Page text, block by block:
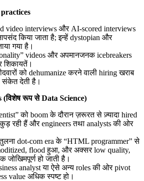
video interviews और AI-scored interviews
किया जाता है; इन्हें dystopian और
गया है।
videos और अपमानजनक icebreakers
शिकायतें।
को dehumanize करने वाली hiring खराब
संकेत देती है।
(विशेष रूप से Data Science)
को boom के दौरान ज़रूरत से ज़्यादा hired
रही हैं और engineers तथा analysts की ओर
dot-com era के “HTML programmer” से
flood हुआ, और अक्सर low quality,
हो जाती है।
analyst या ऐसे अन्य roles की ओर pivot
value अधिक स्पष्ट हो।